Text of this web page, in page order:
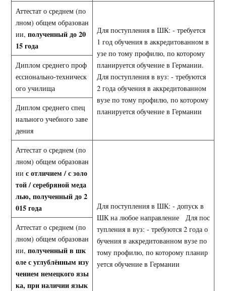
Аттестат о среднем (по
лном) общем образован
ии, полученный до 20
15 года
Для поступления в ШК: - требуется
1 год обучения в аккредитованном в
узе по тому профилю, по которому
планируется обучение в Германии.
Для поступления в вуз: - требуются
2 года обучения в аккредитованном
вузе по тому профилю, по которому
планируется обучение в Германии
Диплом среднего проф
ессионально-техническ
ого училища
Диплом среднего спец
иального учебного заве
дения
Аттестат о среднем (по
лном) общем образован
ии с отличием / с золо
той / серебряной меда
лью, полученный до 2
015 года
Для поступления в ШК: - допуск в
ШК на любое направление Для пос
тупления в вуз: - требуются 2 года о
бучения в аккредитованном вузе по
тому профилю, по которому планир
уется обучение в Германии
Аттестат о среднем (по
лном) общем образован
ии, полученный в шк
оле суглублённым изу
чением немецкого язы
ка, при наличии язык